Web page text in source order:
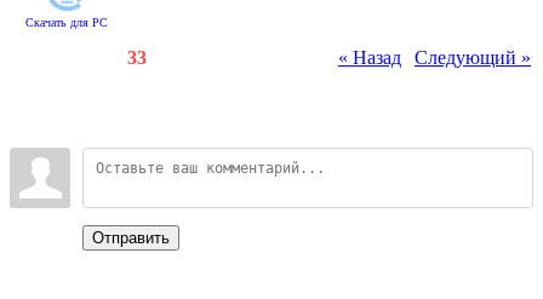
Скачать для PC
« Назад Следующий »
33
Отправить